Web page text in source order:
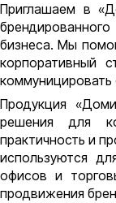
Приглашаем в
бизнеса. Мы
корпоративный
коммуницировать
Продукция
решения для
практичность и
используются
офисов и
продвижения